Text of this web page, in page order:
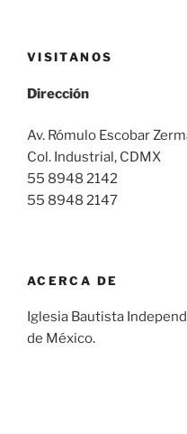
VISITANOS
Dirección
Av. Rómulo Escobar
Col. Industrial, CDMX
55 8948 2142
55 8948 2147
ACERCA DE
Iglesia Bautista
de México.